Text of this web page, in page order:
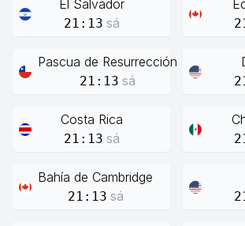
El Salvador
21:13 sá
Pascua de Resurrección
21:13 sá
Costa Rica
21:13 sá
Bahía de Cambridge
21:13 sá